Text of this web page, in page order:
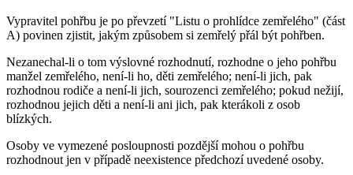
Vypravitel pohřbu je po převzetí "Listu o prohlídce zemřelého" (část
A) povinen zjistit, jakým způsobem si zemřelý přál být pohřben.
Nezanechal-li o tom výslovné rozhodnutí, rozhodne o jeho pohřbu
manžel zemřelého, není-li ho, děti zemřelého; není-li jich, pak
rozhodnou rodiče a není-li jich, sourozenci zemřelého; pokud nežijí,
rozhodnou jejich děti a není-li ani jich, pak kterákoli z osob
blízkých.
Osoby ve vymezené posloupnosti pozdější mohou o pohřbu
rozhodnout jen v případě neexistence předchozí uvedené osoby.